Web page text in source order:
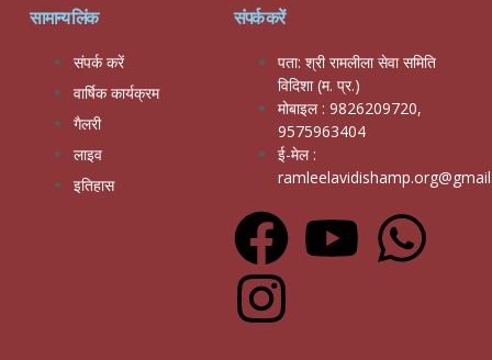
सामान्य लिंक
संपर्क करें
वार्षिक कार्यक्रम
गैलरी
लाइव
इतिहास
संपर्क करें
पता: श्री रामलीला सेवा समिति
विदिशा (म. प्र.)
मोबाइल : 9826209720,
9575963404
ई-मेल :